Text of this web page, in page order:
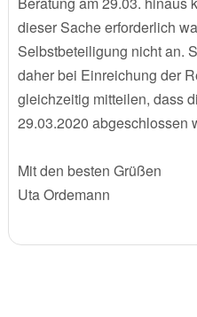
dieser Sache erforderlich
Selbstbeteiligung nicht an.
daher bei Einreichung der
gleichzeitig mitteilen, dass
29.03.2020 abgeschlossen
Mit den besten Grüßen
Uta Ordemann